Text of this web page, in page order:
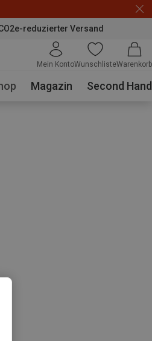
reduzierter Versand
Mein KontoWunschlisteWarenkorb
Magazin Second Hand